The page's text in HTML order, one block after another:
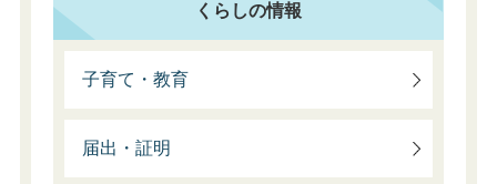
くらしの情報
子育て・教育
届出・証明